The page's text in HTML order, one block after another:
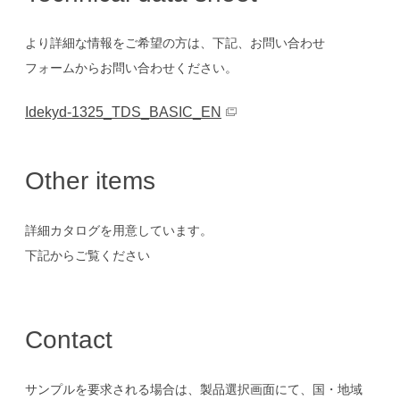
より詳細な情報をご希望の方は、下記、お問い合わせ
フォームからお問い合わせください。
Idekyd-1325_TDS_BASIC_EN
Other items
詳細カタログを用意しています。
下記からご覧ください
Contact
サンプルを要求される場合は、製品選択画面にて、国・地域